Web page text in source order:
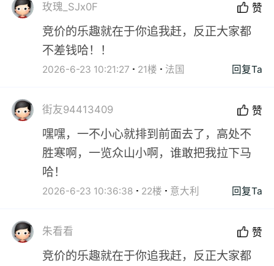
玫瑰_SJx0F 赞
竞价的乐趣就在于你追我赶，反正大家都
不差钱哈！！
2026-6-23 10:21:27 21楼 法国 回复Ta
街友94413409 赞
嘿嘿，一不小心就排到前面去了，高处不
胜寒啊，一览众山小啊，谁敢把我拉下马
哈！
2026-6-23 10:36:38 22楼 意大利 回复Ta
朱看看 赞
竞价的乐趣就在于你追我赶，反正大家都